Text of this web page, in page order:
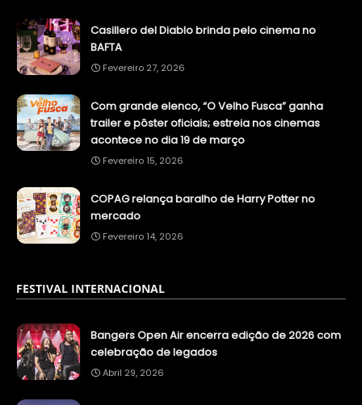
Casillero del Diablo brinda pelo cinema no
BAFTA
Fevereiro 27, 2026
Com grande elenco, “O Velho Fusca” ganha
trailer e pôster oficiais; estreia nos cinemas
acontece no dia 19 de março
Fevereiro 15, 2026
COPAG relança baralho de Harry Potter no
mercado
Fevereiro 14, 2026
FESTIVAL INTERNACIONAL
Bangers Open Air encerra edição de 2026 com
celebração de legados
Abril 29, 2026